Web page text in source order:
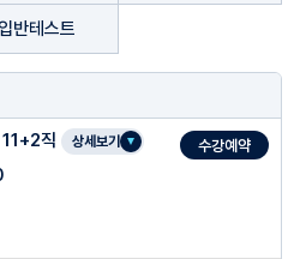
반테스트
직 상세보기 수강예약